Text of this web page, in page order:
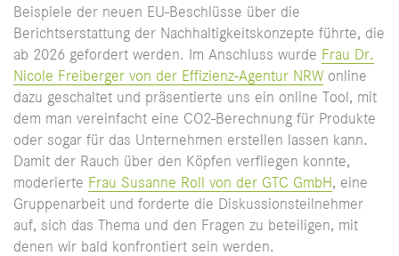
Beispiele der neuen EU-Beschlüsse über die
Berichtserstattung der Nachhaltigkeitskonzepte führte, die
ab 2026 gefordert werden. Im Anschluss wurde Frau Dr.
Nicole Freiberger von der Effizienz-Agentur NRW online
dazu geschaltet und präsentierte uns ein online Tool, mit
dem man vereinfacht eine CO2-Berechnung für Produkte
oder sogar für das Unternehmen erstellen lassen kann.
Damit der Rauch über den Köpfen verfliegen konnte,
moderierte Frau Susanne Roll von der GTC GmbH, eine
Gruppenarbeit und forderte die Diskussionsteilnehmer
auf, sich das Thema und den Fragen zu beteiligen, mit
denen wir bald konfrontiert sein werden.